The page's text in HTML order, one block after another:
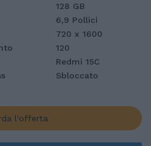
128 GB
6,9 Pollici
720 x 1600
120
Redmi 15C
Sbloccato
l'offerta